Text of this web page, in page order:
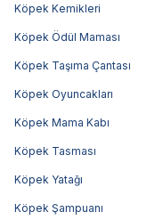
Köpek Kemikleri
Köpek Ödül Maması
Köpek Taşıma Çantası
Köpek Oyuncakları
Köpek Mama Kabı
Köpek Tasması
Köpek Yatağı
Köpek Şampuanı